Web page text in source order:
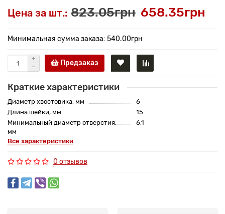
Цена за шт.: 823.05грн 658.35грн
Минимальная сумма заказа: 540.00грн
Предзаказ
Краткие характеристики
Диаметр хвостовика, мм
6
Длина шейки, мм
15
Минимальный диаметр отверстия,
мм
6,1
Все характеристики
0 отзывов